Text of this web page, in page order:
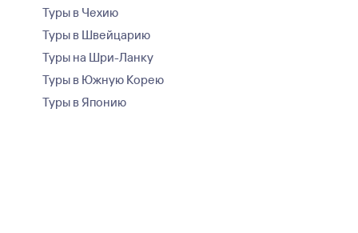
Туры в Чехию
Туры в Швейцарию
Туры на Шри-Ланку
Туры в Южную Корею
Туры в Японию